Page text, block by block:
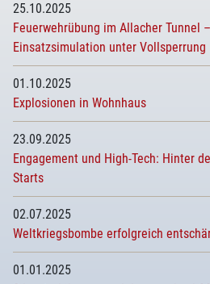
25.10.2025
Feuerwehrübung im Allacher Tunnel
Einsatzsimulation unter Vollsperrung
01.10.2025
Explosionen in Wohnhaus
23.09.2025
Engagement und High-Tech: Hinter
Starts
02.07.2025
Weltkriegsbombe erfolgreich
01.01.2025